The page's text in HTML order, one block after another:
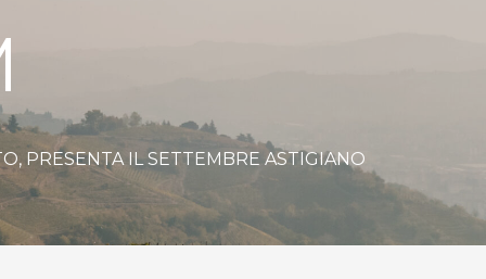
PRESENTA IL SETTEMBRE ASTIGIANO